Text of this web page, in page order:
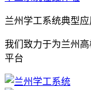
兰州学工系统典型
我们致力于为兰州
平台